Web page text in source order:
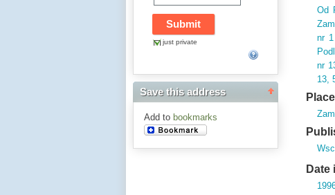
just private
Save this address
Add to bookmarks
Od
nr
nr
13,
Date